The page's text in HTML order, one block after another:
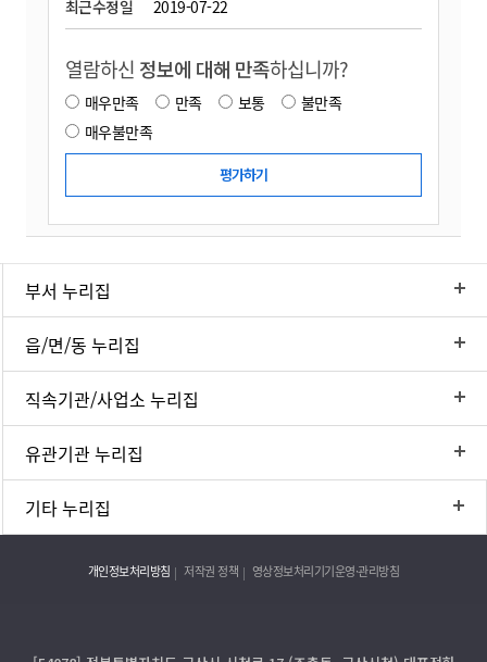
최근수정일 2019-07-22
열람하신 정보에 대해 만족하십니까?
매우만족 만족 보통
불만족
매우불만족
부서 누리집
읍/면/동 누리집
직속기관/사업소 누리집
유관기관 누리집
기타 누리집
개인정보처리방침 저작권 정책 영상정보처리기기운영·관리방침